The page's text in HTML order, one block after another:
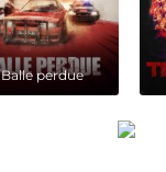
Balle perdue